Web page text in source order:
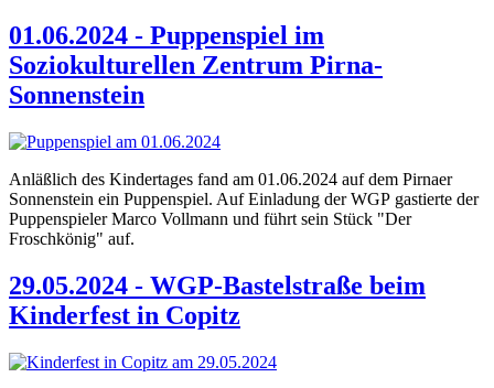
01.06.2024 - Puppenspiel im
Soziokulturellen Zentrum Pirna-
Sonnenstein
Anläßlich des Kindertages fand am 01.06.2024 auf dem Pirnaer
Sonnenstein ein Puppenspiel. Auf Einladung der WGP gastierte der
Puppenspieler Marco Vollmann und führt sein Stück "Der
Froschkönig" auf.
29.05.2024 - WGP-Bastelstraße beim
Kinderfest in Copitz